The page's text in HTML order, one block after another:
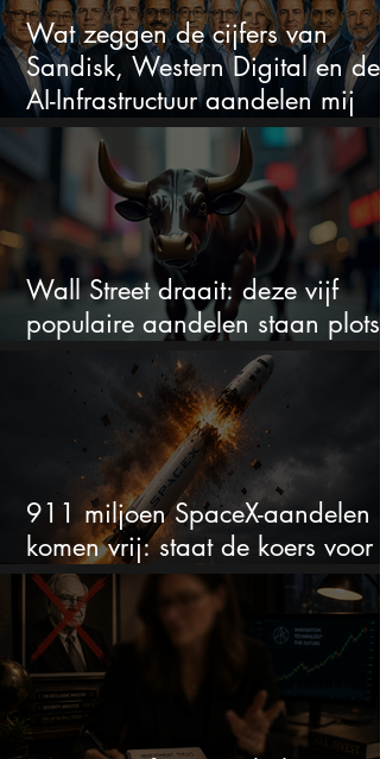
Wat zeggen de cijfers van
Sandisk, Western Digital en de
AI-Infrastructuur aandelen mij
werkelijk
Wall Street draait: deze vijf
populaire aandelen staan plots
onder spanning
911 miljoen SpaceX-aandelen
komen vrij: staat de koers voor
een nieuwe crash?